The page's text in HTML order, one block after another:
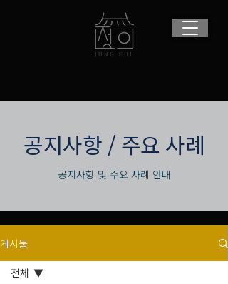
​공지사항 / 주요 사례
공지사항 및 주요 사례 안내
게시물
전체